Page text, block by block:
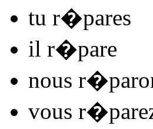
tu r�pares
il r�pare
nous r�par
vous r�par